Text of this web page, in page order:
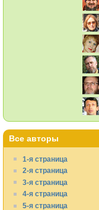
Все авторы
1-я страница
2-я страница
3-я страница
4-я страница
5-я страница